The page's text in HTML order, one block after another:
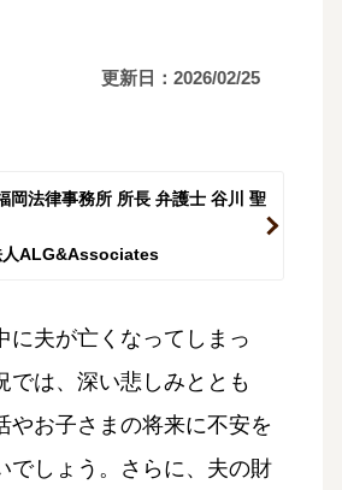
更新日：2026/02/25
岡法律事務所 所長 弁護士 谷川 聖
人ALG&Associates
に夫が亡くなってしまっ
では、深い悲しみととも
やお子さまの将来に不安を
でしょう。さらに、夫の財